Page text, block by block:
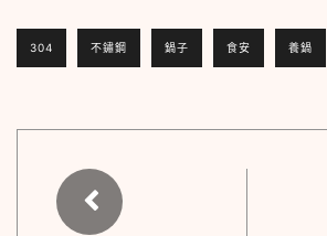
304 不鏽鋼 鍋子 食安 養鍋